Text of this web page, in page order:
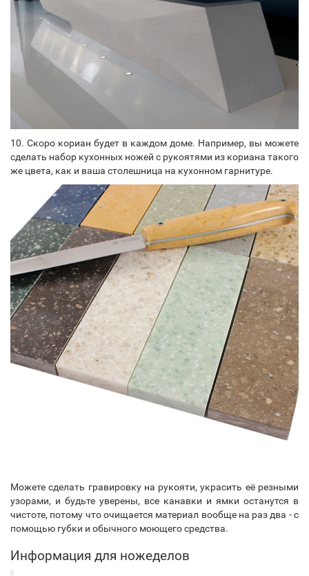
10. Скоро кориан будет в каждом доме. Например, вы можете
сделать набор кухонных ножей с рукоятями из кориана такого
же цвета, как и ваша столешница на кухонном гарнитуре.
Можете сделать гравировку на рукояти, украсить её резными
узорами, и будьте уверены, все канавки и ямки останутся в
чистоте, потому что очищается материал вообще на раз два - с
помощью губки и обычного моющего средства.
Информация для ножеделов